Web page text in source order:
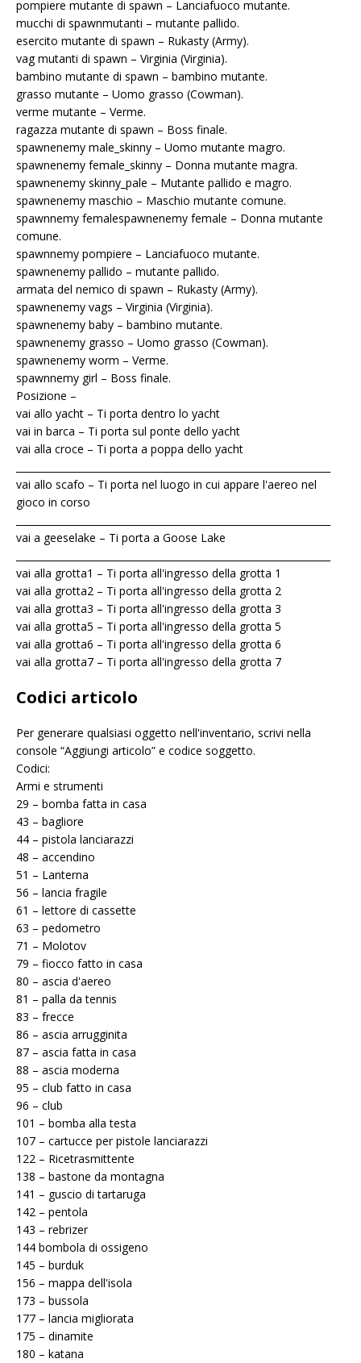
pompiere mutante di spawn – Lanciafuoco mutante.
mucchi di spawnmutanti – mutante pallido.
esercito mutante di spawn – Rukasty (Army).
vag mutanti di spawn – Virginia (Virginia).
bambino mutante di spawn – bambino mutante.
grasso mutante – Uomo grasso (Cowman).
verme mutante – Verme.
ragazza mutante di spawn – Boss finale.
spawnenemy male_skinny – Uomo mutante magro.
spawnenemy female_skinny – Donna mutante magra.
spawnenemy skinny_pale – Mutante pallido e magro.
spawnenemy maschio – Maschio mutante comune.
spawnnemy femalespawnenemy female – Donna mutante
comune.
spawnnemy pompiere – Lanciafuoco mutante.
spawnenemy pallido – mutante pallido.
armata del nemico di spawn – Rukasty (Army).
spawnenemy vags – Virginia (Virginia).
spawnenemy baby – bambino mutante.
spawnenemy grasso – Uomo grasso (Cowman).
spawnenemy worm – Verme.
spawnnemy girl – Boss finale.
Posizione –
vai allo yacht – Ti porta dentro lo yacht
vai in barca – Ti porta sul ponte dello yacht
vai alla croce – Ti porta a poppa dello yacht
vai allo scafo – Ti porta nel luogo in cui appare l'aereo nel
gioco in corso
vai a geeselake – Ti porta a Goose Lake
vai alla grotta1 – Ti porta all'ingresso della grotta 1
vai alla grotta2 – Ti porta all'ingresso della grotta 2
vai alla grotta3 – Ti porta all'ingresso della grotta 3
vai alla grotta5 – Ti porta all'ingresso della grotta 5
vai alla grotta6 – Ti porta all'ingresso della grotta 6
vai alla grotta7 – Ti porta all'ingresso della grotta 7
Codici articolo
Per generare qualsiasi oggetto nell'inventario, scrivi nella
console “Aggiungi articolo” e codice soggetto.
Codici:
Armi e strumenti
29 – bomba fatta in casa
43 – bagliore
44 – pistola lanciarazzi
48 – accendino
51 – Lanterna
56 – lancia fragile
61 – lettore di cassette
63 – pedometro
71 – Molotov
79 – fiocco fatto in casa
80 – ascia d'aereo
81 – palla da tennis
83 – frecce
86 – ascia arrugginita
87 – ascia fatta in casa
88 – ascia moderna
95 – club fatto in casa
96 – club
101 – bomba alla testa
107 – cartucce per pistole lanciarazzi
122 – Ricetrasmittente
138 – bastone da montagna
141 – guscio di tartaruga
142 – pentola
143 – rebrizer
144 bombola di ossigeno
145 – burduk
156 – mappa dell'isola
173 – bussola
177 – lancia migliorata
175 – dinamite
180 – katana